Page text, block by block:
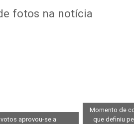
fotos na notícia
votos aprovou-se a
Momento de
que definiu